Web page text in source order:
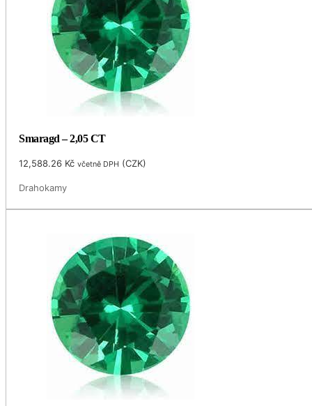
Smaragd – 2,05 CT
12,588.26 Kč včetně DPH (CZK)
Drahokamy